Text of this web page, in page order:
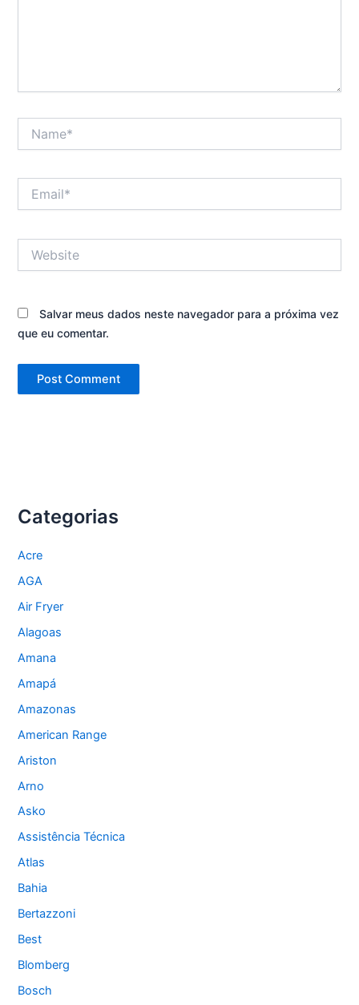
Salvar meus dados neste navegador para a próxima vez
que eu comentar.
Categorias
Acre
AGA
Air Fryer
Alagoas
Amana
Amapá
Amazonas
American Range
Ariston
Arno
Asko
Assistência Técnica
Atlas
Bahia
Bertazzoni
Best
Blomberg
Bosch